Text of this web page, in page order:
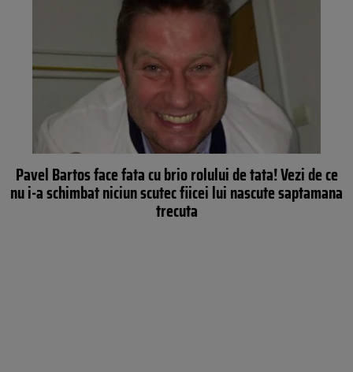
Pavel Bartos face fata cu brio rolului de tata! Vezi de ce
nu i-a schimbat niciun scutec fiicei lui nascute saptamana
trecuta